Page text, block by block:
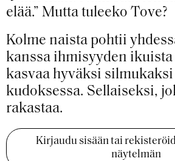
elää.” Mutta tuleeko Tove?
Kolme naista pohtii
kanssa ihmisyyden ikuista
kasvaa hyväksi
kudoksessa. Sellaiseksi,
rakastaa.
Kirjaudu sisään tai
näytelmän